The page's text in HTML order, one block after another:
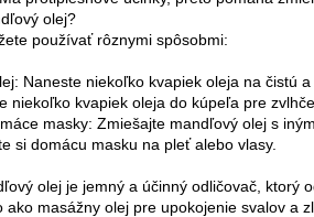
olej?
používať rôznymi spôsobmi:
Naneste niekoľko kvapiek oleja na čistú
niekoľko kvapiek oleja do kúpeľa pre
masky: Zmiešajte mandľový olej s
si domácu masku na pleť alebo vlasy.
olej je jemný a účinný odličovač, ktorý
ako masážny olej pre upokojenie svalov a